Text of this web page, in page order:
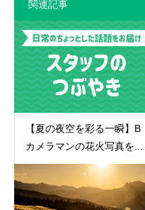
関連記事
【夏の夜空を彩る一瞬】B
カメラマンの花火写真を...